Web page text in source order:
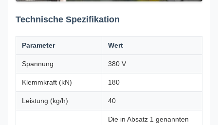
Technische Spezifikation
Parameter Wert
Spannung 380 V
Klemmkraft (kN) 180
Leistung (kg/h) 40
Die in Absatz 1 genannten